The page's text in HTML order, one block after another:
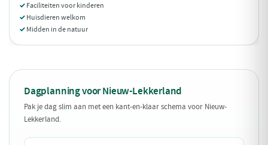
Faciliteiten voor kinderen
Huisdieren welkom
Midden in de natuur
Dagplanning voor Nieuw-Lekkerland
Pak je dag slim aan met een kant-en-klaar schema voor Nieuw-
Lekkerland.